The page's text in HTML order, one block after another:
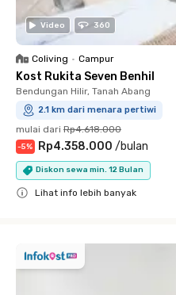
Video 360
Coliving • Campur
Kost Rukita Seven Benhil
Bendungan Hilir, Tanah Abang
2.1 km dari menara pertiwi
mulai dari Rp4.618.000
-5% Rp4.358.000 /bulan
Diskon sewa min. 12 Bulan
Lihat info lebih banyak